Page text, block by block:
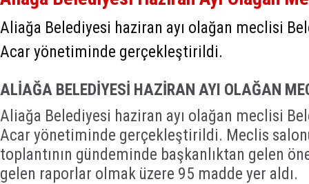
Aliağa Belediyesi haziran ayı olağan meclisi
Acar yönetiminde gerçekleştirildi.
ALİAĞA BELEDİYESİ HAZİRAN AYI OLAĞAN
Aliağa Belediyesi haziran ayı olağan meclisi
Acar yönetiminde gerçekleştirildi. Meclis
toplantının gündeminde başkanlıktan gelen
gelen raporlar olmak üzere 95 madde yer aldı.